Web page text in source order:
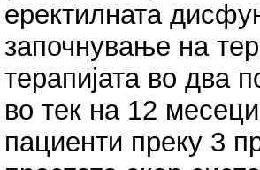
еректилната
започнување на
терапијата во два
во тек на 12
пациенти преку 3